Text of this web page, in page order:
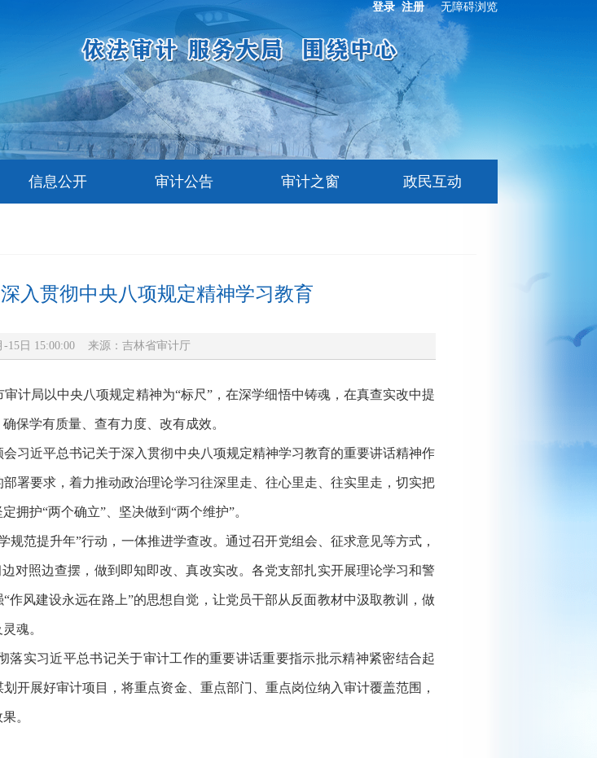
无障碍浏览
登录 注册
信息公开 审计公告 审计之窗 政民互动
入贯彻中央八项规定精神学习教育
-15日 15:00:00 来源： 吉林省审计厅
局以中央八项规定精神为“标尺”，在深学细悟中铸魂，在真查实改中提
保学有质量、查有力度、改有成效。
近平总书记关于深入贯彻中央八项规定精神学习教育的重要讲话精神作
署要求，着力推动政治理论学习往深里走、往心里走、往实里走，切实把
拥护“两个确立”、坚决做到“两个维护”。
提升年”行动，一体推进学查改。通过召开党组会、征求意见等方式，
对照边查摆，做到即知即改、真改实改。各党支部扎实开展理论学习和警
作风建设永远在路上”的思想自觉，让党员干部从反面教材中汲取教训，做
魂。
实习近平总书记关于审计工作的重要讲话重要指示批示精神紧密结合起
开展好审计项目，将重点资金、重点部门、重点岗位纳入审计覆盖范围，
。